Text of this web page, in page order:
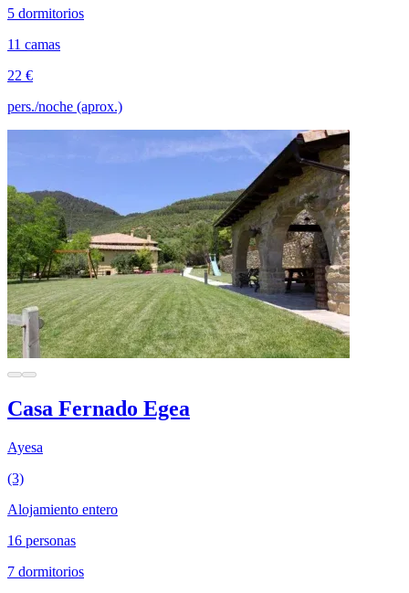
5 dormitorios
11 camas
22 €
pers./noche (aprox.)
Casa Fernado Egea
Ayesa
(3)
Alojamiento entero
16 personas
7 dormitorios